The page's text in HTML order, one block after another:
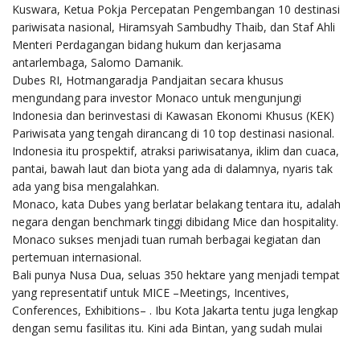
Kuswara, Ketua Pokja Percepatan Pengembangan 10 destinasi
pariwisata nasional, Hiramsyah Sambudhy Thaib, dan Staf Ahli
Menteri Perdagangan bidang hukum dan kerjasama
antarlembaga, Salomo Damanik.
Dubes RI, Hotmangaradja Pandjaitan secara khusus
mengundang para investor Monaco untuk mengunjungi
Indonesia dan berinvestasi di Kawasan Ekonomi Khusus (KEK)
Pariwisata yang tengah dirancang di 10 top destinasi nasional.
Indonesia itu prospektif, atraksi pariwisatanya, iklim dan cuaca,
pantai, bawah laut dan biota yang ada di dalamnya, nyaris tak
ada yang bisa mengalahkan.
Monaco, kata Dubes yang berlatar belakang tentara itu, adalah
negara dengan benchmark tinggi dibidang Mice dan hospitality.
Monaco sukses menjadi tuan rumah berbagai kegiatan dan
pertemuan internasional.
Bali punya Nusa Dua, seluas 350 hektare yang menjadi tempat
yang representatif untuk MICE –Meetings, Incentives,
Conferences, Exhibitions– . Ibu Kota Jakarta tentu juga lengkap
dengan semu fasilitas itu. Kini ada Bintan, yang sudah mulai